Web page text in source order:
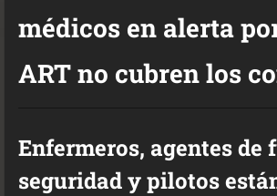
médicos en alerta
ART no cubren los
Enfermeros, agentes de
seguridad y pilotos